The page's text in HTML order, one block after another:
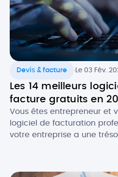
Devis & facture .Le 03 Fév.
Les 14 meilleurs
facture gratuits en
Vous êtes entrepreneur et
logiciel de facturation
votre entreprise a une
plutôt facile de trouver un